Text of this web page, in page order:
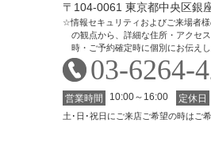
〒104-0061 東京都中央区銀
情報セキュリティおよびご来場者
の観点から、詳細な住所・アクセ
時・ご予約確定時に個別にお伝えし
03-6264-
営業時間 10:00～16:00 定休日
土･日･祝日にご来店ご希望の時はご